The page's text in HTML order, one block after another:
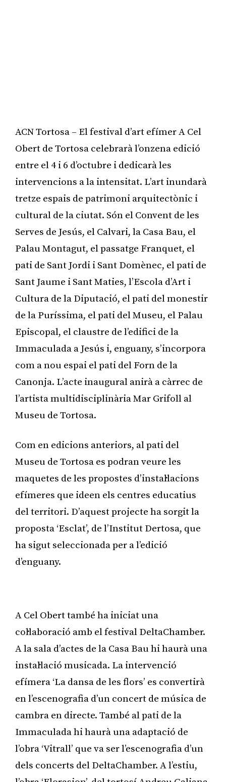
ACN Tortosa – El festival d’art efímer A Cel
Obert de Tortosa celebrarà l’onzena edició
entre el 4 i 6 d’octubre i dedicarà les
intervencions a la intensitat. L’art inundarà
tretze espais de patrimoni arquitectònic i
cultural de la ciutat. Són el Convent de les
Serves de Jesús, el Calvari, la Casa Bau, el
Palau Montagut, el passatge Franquet, el
pati de Sant Jordi i Sant Domènec, el pati de
Sant Jaume i Sant Maties, l’Escola d’Art i
Cultura de la Diputació, el pati del monestir
de la Puríssima, el pati del Museu, el Palau
Episcopal, el claustre de l’edifici de la
Immaculada a Jesús i, enguany, s’incorpora
com a nou espai el pati del Forn de la
Canonja. L’acte inaugural anirà a càrrec de
l’artista multidisciplinària Mar Grifoll al
Museu de Tortosa.
Com en edicions anteriors, al pati del
Museu de Tortosa es podran veure les
maquetes de les propostes d’instal·lacions
efímeres que ideen els centres educatius
del territori. D’aquest projecte ha sorgit la
proposta ‘Esclat’, de l’Institut Dertosa, que
ha sigut seleccionada per a l’edició
d’enguany.
A Cel Obert també ha iniciat una
col·laboració amb el festival DeltaChamber.
A la sala d’actes de la Casa Bau hi haurà una
instal·lació musicada. La intervenció
efímera ‘La dansa de les flors’ es convertirà
en l’escenografia d’un concert de música de
cambra en directe. També al pati de la
Immaculada hi haurà una adaptació de
l’obra ‘Vitrall’ que va ser l’escenografia d’un
dels concerts del DeltaChamber. A l’estiu,